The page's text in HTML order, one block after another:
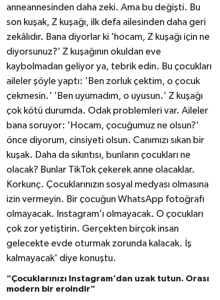
anneannesinden daha zeki. Ama bu değişti. Bu
son kuşak, Z kuşağı, ilk defa ailesinden daha geri
zekâlıdır. Bana diyorlar ki 'hocam, Z kuşağı için ne
diyorsunuz?' Z kuşağının okuldan eve
kaybolmadan geliyor ya, tebrik edin. Bu çocukları
aileler şöyle yaptı: 'Ben zorluk çektim, o çocuk
çekmesin.' 'Ben uyumadım, o uyusun.' Z kuşağı
çok kötü durumda. Odak problemleri var. Aileler
bana soruyor: 'Hocam, çocuğumuz ne olsun?'
önce diyorum, cinsiyeti olsun. Canımızı sıkan bir
kuşak. Daha da sıkıntısı, bunların çocukları ne
olacak? Bunlar TikTok çekerek anne olacaklar.
Korkunç. Çocuklarınızın sosyal medyası olmasına
izin vermeyin. Bir çocuğun WhatsApp fotoğrafı
olmayacak. Instagram'ı olmayacak. O çocukları
çok zor yetiştirin. Gerçekten birçok insan
gelecekte evde oturmak zorunda kalacak. İş
kalmayacak' diye konuştu.
"Çocuklarınızı Instagram'dan uzak tutun. Orası
modern bir eroindir"